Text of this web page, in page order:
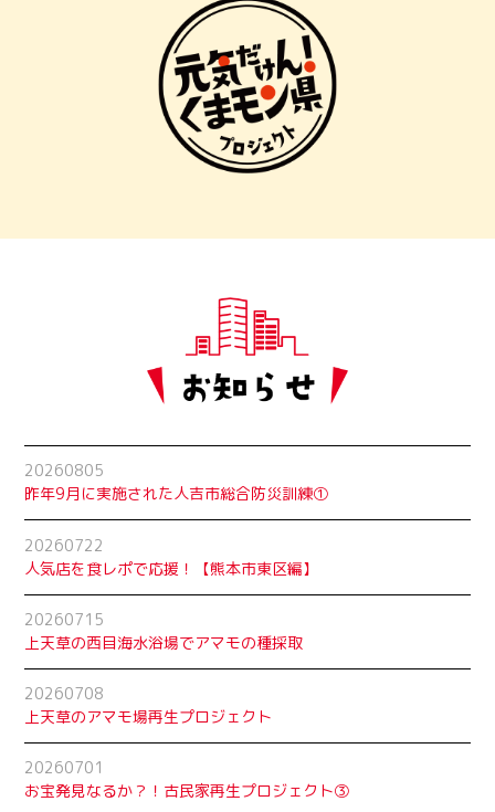
20260805
昨年9月に実施された人吉市総合防災訓練①
20260722
人気店を食レポで応援！【熊本市東区編】
20260715
上天草の西目海水浴場でアマモの種採取
20260708
上天草のアマモ場再生プロジェクト
20260701
お宝発見なるか？！古民家再生プロジェクト➂